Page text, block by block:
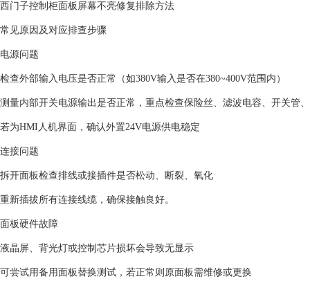
西门子控制柜面板屏幕不亮修复排除方法
常见原因及对应排查步骤‌
‌电源问题‌
检查外部输入电压是否正常（如380V输入是否在380~400V范围内）‌
测量内部开关电源输出是否正常，重点检查保险丝、滤波电容、开关管
若为HMI人机界面，确认外置24V电源供电稳定‌
‌连接问题‌
拆开面板检查排线或接插件是否松动、断裂、氧化‌
重新插拔所有连接线缆，确保接触良好。
‌面板硬件故障‌
液晶屏、背光灯或控制芯片损坏会导致无显示‌
可尝试用备用面板替换测试，若正常则原面板需维修或更换‌